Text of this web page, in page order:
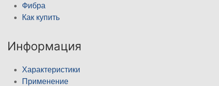
Фибра
Как купить
Информация
Характеристики
Применение